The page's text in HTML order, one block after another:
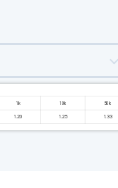
1k 10k 50k
1.20 1.25 1.33